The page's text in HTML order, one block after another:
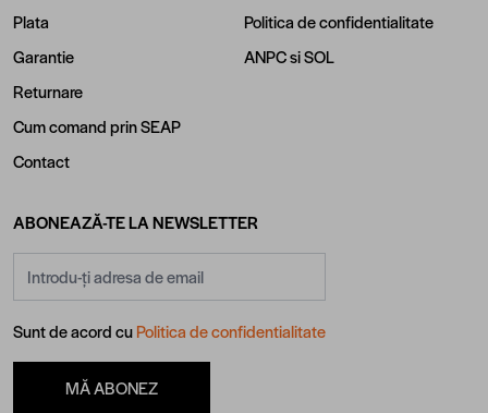
Plata
Garantie
Returnare
Cum comand prin SEAP
Contact
Politica de confidentialitate
ANPCsiSOL
ABONEAZĂ-TE LA NEWSLETTER
Sunt de acord cuPolitica de confidentialitate
MĂ ABONEZ